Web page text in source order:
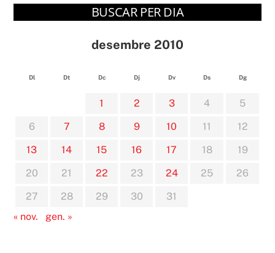
BUSCAR PER DIA
desembre 2010
Dl Dt Dc Dj Dv Ds Dg
1 2 3 4
5
6
7 8 9 10 11
12
13
14 15 16 17 18
19
20
21 22 23 24 25
26
27
28 29 30
31
« nov.
gen. »